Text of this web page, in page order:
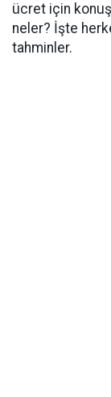
ücret için
neler? İşte
tahminler.